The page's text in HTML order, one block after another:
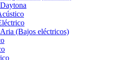
Daytona
Aria (Bajos eléctricos)